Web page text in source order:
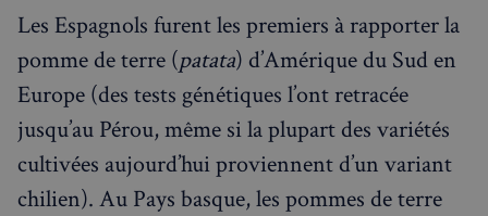
Les Espagnols furent les premiers à rapporter la
pomme de terre (patata) d’Amérique du Sud en
Europe (des tests génétiques l’ont retracée
jusqu’au Pérou, même si la plupart des variétés
cultivées aujourd’hui proviennent d’un variant
chilien). Au Pays basque, les pommes de terre